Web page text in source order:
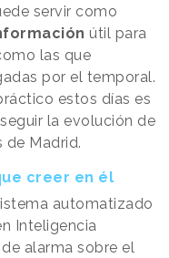
servir como
útil para
las que
por el temporal.
estos días es
la evolución de
de Madrid.
creer en él
automatizado
Inteligencia
alarma sobre el